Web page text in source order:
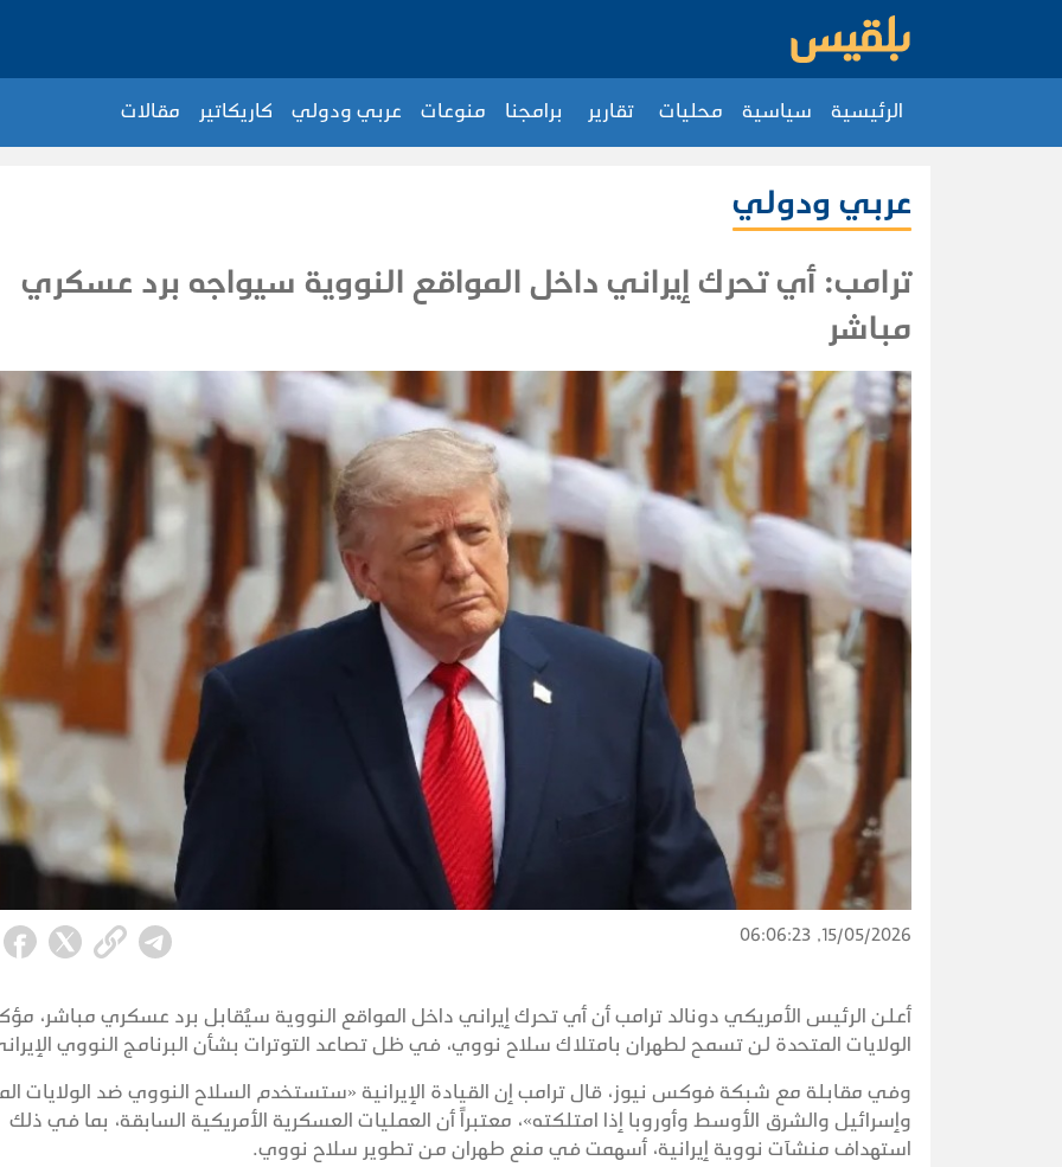
الرئيسية سياسية محليات تقارير برامجنا منوعات عربي ودولي كاريكاتير مقالات
عربي ودولي
ترامب: أي تحرك إيراني داخل المواقع النووية سيواجه برد عسكري
مباشر
15/05/2026, 06:06:23
أعلن الرئيس الأمريكي دونالد ترامب أن أي تحرك إيراني داخل المواقع النووية سيُقابل برد عسكري مباشر،
الولايات المتحدة لن تسمح لطهران بامتلاك سلاح نووي، في ظل تصاعد التوترات بشأن البرنامج النووي
وفي مقابلة مع شبكة فوكس نيوز، قال ترامب إن القيادة الإيرانية «ستستخدم السلاح النووي ضد الولايات
وإسرائيل والشرق الأوسط وأوروبا إذا امتلكته»، معتبراً أن العمليات العسكرية الأمريكية السابقة، بما في ذلك
استهداف منشآت نووية إيرانية، أسهمت في منع طهران من تطوير سلاح نووي.